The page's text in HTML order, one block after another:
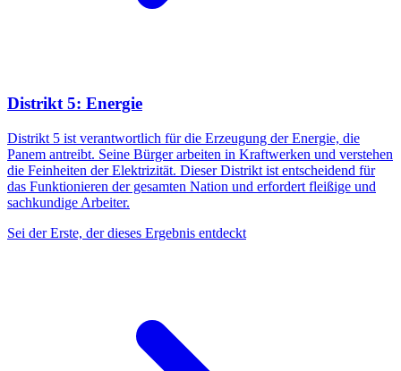
Distrikt 5: Energie
Distrikt 5 ist verantwortlich für die Erzeugung der Energie, die
Panem antreibt. Seine Bürger arbeiten in Kraftwerken und verstehen
die Feinheiten der Elektrizität. Dieser Distrikt ist entscheidend für
das Funktionieren der gesamten Nation und erfordert fleißige und
sachkundige Arbeiter.
Sei der Erste, der dieses Ergebnis entdeckt